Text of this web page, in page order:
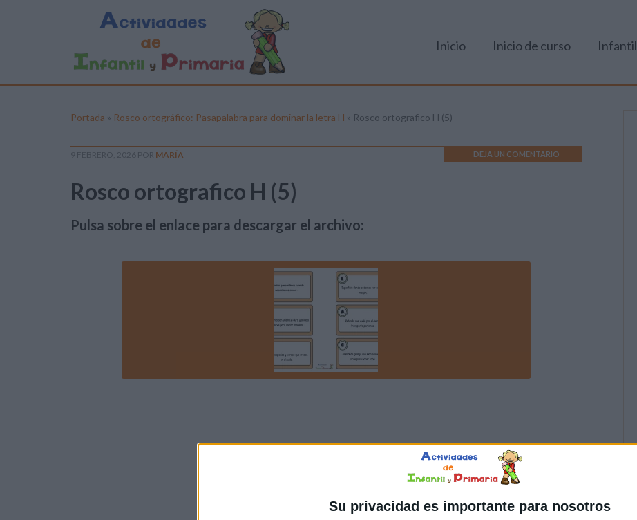
Su privacidad es importante para nosotros
Inicio Inicio de curso Infantil
Portada » Rosco ortográfico: Pasapalabra para dominar la letra H » Rosco ortografico H (5)
9 FEBRERO, 2026 POR MARÍA DEJA UN COMENTARIO
Rosco ortografico H (5)
Pulsa sobre el enlace para descargar el archivo: